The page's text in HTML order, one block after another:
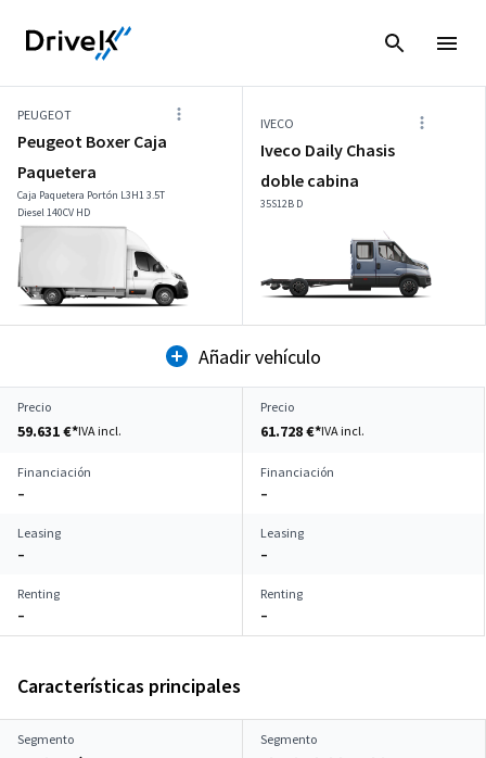
PEUGEOT
Peugeot Boxer Caja
Paquetera
Caja Paquetera Portón L3H1 3.5T
Diesel 140CV HD
IVECO
Iveco Daily Chasis
doble cabina
35S12B D
Añadir vehículo
Precio
59.631 €*IVA incl.
Precio
61.728 €*IVA incl.
Financiación
–
Financiación
–
Leasing
–
Leasing
–
Renting
–
Renting
–
Características principales
Segmento Segmento